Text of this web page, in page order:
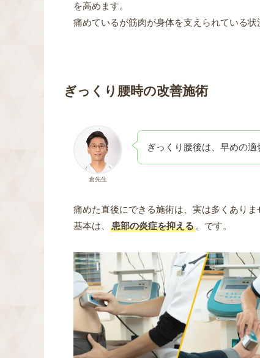
を高めます。
痛めているが筋肉が身体を支えられている状
ぎっくり腰時の改善施術
倉先生
ぎっくり腰後は、早めの適
痛めた直後にできる施術は、実は多くありま
基本は、
患部の炎症を抑える 。です。